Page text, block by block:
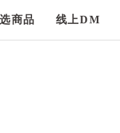
商品 线上DM